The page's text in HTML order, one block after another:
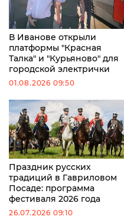
В Иванове открыли
платформы "Красная
Талка" и "Курьяново" для
городской электрички
01.08.2026 09:50
Праздник русских
традиций в Гавриловом
Посаде: программа
фестиваля 2026 года
26.07.2026 09:10